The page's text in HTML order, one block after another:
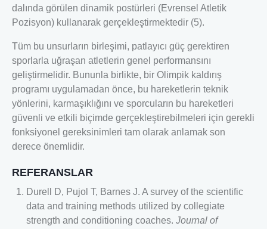
dalında görülen dinamik postürleri (Evrensel Atletik
Pozisyon) kullanarak gerçekleştirmektedir (5).
Tüm bu unsurların birleşimi, patlayıcı güç gerektiren
sporlarla uğraşan atletlerin genel performansını
geliştirmelidir. Bununla birlikte, bir Olimpik kaldırış
programı uygulamadan önce, bu hareketlerin teknik
yönlerini, karmaşıklığını ve sporcuların bu hareketleri
güvenli ve etkili biçimde gerçekleştirebilmeleri için gerekli
fonksiyonel gereksinimleri tam olarak anlamak son
derece önemlidir.
REFERANSLAR
Durell D, Pujol T, Barnes J. A survey of the scientific
data and training methods utilized by collegiate
strength and conditioning coaches. Journal of